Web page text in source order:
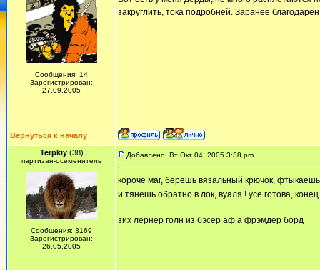
Сообщения: 14
Зарегистрирован:
27.09.2005
закруглить, тока подробней. Заранее благодарен
Вернуться к началу
Terpkiy(38)
партизан-осеменитель
Сообщения: 3169
Зарегистрирован:
26.05.2005
Добавлено: Вт Окт 04, 2005 3:38 pm
короче маг, берешь вязальный крючок,
и тянешь обратно в лок, вуаля ! усе готова,
зих лернер голн из бэсер аф а фрэмдер борд